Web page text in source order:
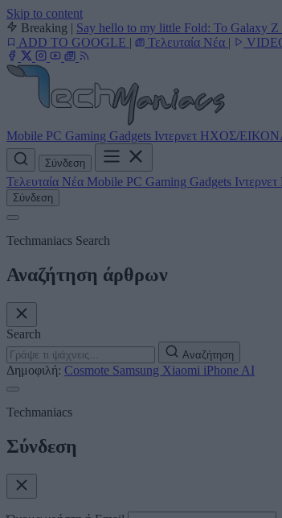
Skip to content
Breaking | Say hello to my little Fold: Το Galaxy
ADD TO GOOGLE | Τελευταία Νέα |
Mobile PC Gaming Gadgets Ιντερνετ ΗΧΟΣ/
Σύνδεση
Τελευταία Νέα Mobile PC Gaming Gadgets Ιντερνετ
Σύνδεση
Techmaniacs Search
Αναζήτηση άρθρων
Search
Αναζήτηση
Δημοφιλή: Cosmote Samsung Xiaomi iPhone AI
Techmaniacs
Σύνδεση